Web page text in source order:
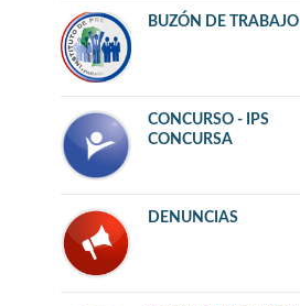
BUZÓN DE TRABAJO
CONCURSO - IPS
CONCURSA
DENUNCIAS